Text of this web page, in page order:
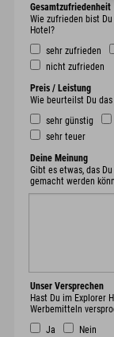
Gesamtzufriedenheit
Wie zufrieden bist
Hotel?
sehr zufrieden
nicht zufrieden
Preis / Leistung
Wie beurteilst Du
sehr günstig
sehr teuer
Deine Meinung
Gibt es etwas, das
gemacht werden
Unser Versprechen
Hast Du im Explorer
Werbemitteln
Ja
Nein